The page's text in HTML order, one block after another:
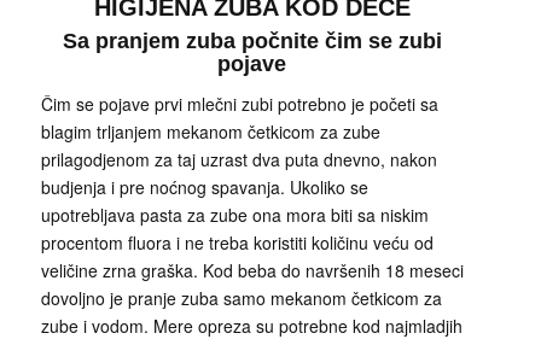
HIGIJENA ZUBA KOD DECE
Sa pranjem zuba počnite čim se zubi
pojave
Čim se pojave prvi mlečni zubi potrebno je početi sa
blagim trljanjem mekanom četkicom za zube
prilagodjenom za taj uzrast dva puta dnevno, nakon
budjenja i pre noćnog spavanja. Ukoliko se
upotrebljava pasta za zube ona mora biti sa niskim
procentom fluora i ne treba koristiti količinu veću od
veličine zrna graška. Kod beba do navršenih 18 meseci
dovoljno je pranje zuba samo mekanom četkicom za
zube i vodom. Mere opreza su potrebne kod najmladjih